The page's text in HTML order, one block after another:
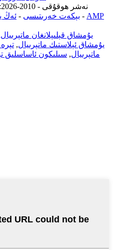
© نەشر ھوقۇقى - 2010-2026: بارلىق ھوقۇقلار قوغدىلىدۇ.
بېكەت خەرىتىسى - ئەڭ - AMP
يۇمشاق قېلىپلانغان ماتېرىيال
يۇمشاق ئېلاستىك ماتېرىيال,
ماتېرىيال, سىلىكون ئاساسلىق